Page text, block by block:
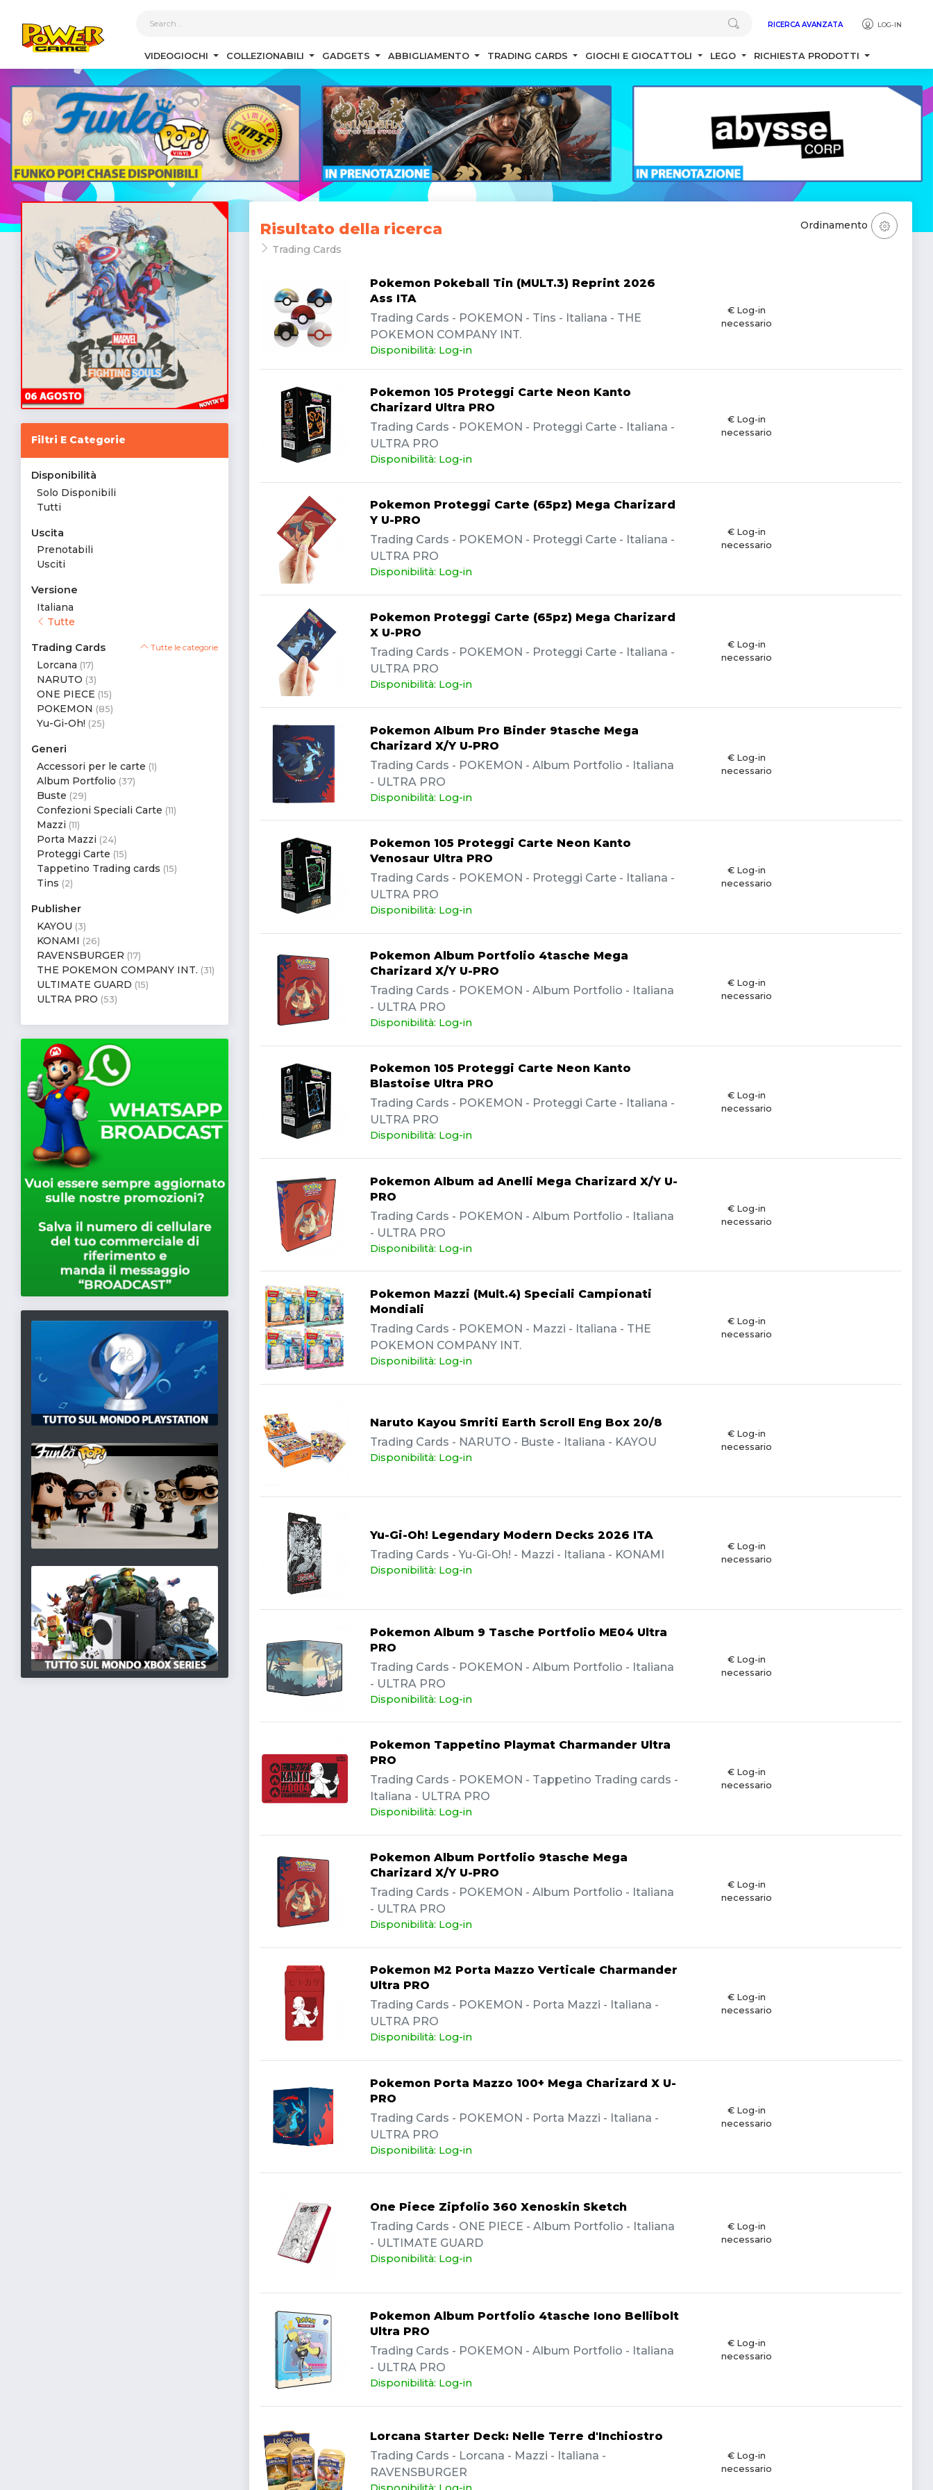
RICERCA AVANZATA LOG-IN
VIDEOGIOCHI COLLEZIONABILI GADGETS ABBIGLIAMENTO TRADING CARDS GIOCHI E GIOCATTOLI LEGO RICHIESTA PRODOTTI
Filtri E Categorie
Disponibilità
Solo Disponibili
Tutti
Uscita
Prenotabili
Usciti
Versione
Italiana
Tutte
Trading Cards Tutte le categorie
Lorcana (17)
NARUTO (3)
ONE PIECE (15)
POKEMON (85)
Yu-Gi-Oh! (25)
Generi
Accessori per le carte (1)
Album Portfolio (37)
Buste (29)
Confezioni Speciali Carte (11)
Mazzi (11)
Porta Mazzi (24)
Proteggi Carte (15)
Tappetino Trading cards (15)
Tins (2)
Publisher
KAYOU (3)
KONAMI (26)
RAVENSBURGER (17)
THE POKEMON COMPANY INT. (31)
ULTIMATE GUARD (15)
ULTRA PRO (53)
Risultato della ricerca
Trading Cards
Ordinamento
Pokemon Pokeball Tin (MULT.3) Reprint 2026
Ass ITA
Trading Cards - POKEMON - Tins - Italiana - THE
POKEMON COMPANY INT.
Disponibilità: Log-in
€ Log-in
necessario
Pokemon 105 Proteggi Carte Neon Kanto
Charizard Ultra PRO
Trading Cards - POKEMON - Proteggi Carte - Italiana -
ULTRA PRO
Disponibilità: Log-in
€ Log-in
necessario
Pokemon Proteggi Carte (65pz) Mega Charizard
Y U-PRO
Trading Cards - POKEMON - Proteggi Carte - Italiana -
ULTRA PRO
Disponibilità: Log-in
€ Log-in
necessario
Pokemon Proteggi Carte (65pz) Mega Charizard
X U-PRO
Trading Cards - POKEMON - Proteggi Carte - Italiana -
ULTRA PRO
Disponibilità: Log-in
€ Log-in
necessario
Pokemon Album Pro Binder 9tasche Mega
Charizard X/Y U-PRO
Trading Cards - POKEMON - Album Portfolio - Italiana
- ULTRA PRO
Disponibilità: Log-in
€ Log-in
necessario
Pokemon 105 Proteggi Carte Neon Kanto
Venosaur Ultra PRO
Trading Cards - POKEMON - Proteggi Carte - Italiana -
ULTRA PRO
Disponibilità: Log-in
€ Log-in
necessario
Pokemon Album Portfolio 4tasche Mega
Charizard X/Y U-PRO
Trading Cards - POKEMON - Album Portfolio - Italiana
- ULTRA PRO
Disponibilità: Log-in
€ Log-in
necessario
Pokemon 105 Proteggi Carte Neon Kanto
Blastoise Ultra PRO
Trading Cards - POKEMON - Proteggi Carte - Italiana -
ULTRA PRO
Disponibilità: Log-in
€ Log-in
necessario
Pokemon Album ad Anelli Mega Charizard X/Y U-
PRO
Trading Cards - POKEMON - Album Portfolio - Italiana
- ULTRA PRO
Disponibilità: Log-in
€ Log-in
necessario
Pokemon Mazzi (Mult.4) Speciali Campionati
Mondiali
Trading Cards - POKEMON - Mazzi - Italiana - THE
POKEMON COMPANY INT.
Disponibilità: Log-in
€ Log-in
necessario
Naruto Kayou Smriti Earth Scroll Eng Box 20/8
Trading Cards - NARUTO - Buste - Italiana - KAYOU
Disponibilità: Log-in
€ Log-in
necessario
Yu-Gi-Oh! Legendary Modern Decks 2026 ITA
Trading Cards - Yu-Gi-Oh! - Mazzi - Italiana - KONAMI
Disponibilità: Log-in
€ Log-in
necessario
Pokemon Album 9 Tasche Portfolio ME04 Ultra
PRO
Trading Cards - POKEMON - Album Portfolio - Italiana
- ULTRA PRO
Disponibilità: Log-in
€ Log-in
necessario
Pokemon Tappetino Playmat Charmander Ultra
PRO
Trading Cards - POKEMON - Tappetino Trading cards -
Italiana - ULTRA PRO
Disponibilità: Log-in
€ Log-in
necessario
Pokemon Album Portfolio 9tasche Mega
Charizard X/Y U-PRO
Trading Cards - POKEMON - Album Portfolio - Italiana
- ULTRA PRO
Disponibilità: Log-in
€ Log-in
necessario
Pokemon M2 Porta Mazzo Verticale Charmander
Ultra PRO
Trading Cards - POKEMON - Porta Mazzi - Italiana -
ULTRA PRO
Disponibilità: Log-in
€ Log-in
necessario
Pokemon Porta Mazzo 100+ Mega Charizard X U-
PRO
Trading Cards - POKEMON - Porta Mazzi - Italiana -
ULTRA PRO
Disponibilità: Log-in
€ Log-in
necessario
One Piece Zipfolio 360 Xenoskin Sketch
Trading Cards - ONE PIECE - Album Portfolio - Italiana
- ULTIMATE GUARD
Disponibilità: Log-in
€ Log-in
necessario
Pokemon Album Portfolio 4tasche Iono Bellibolt
Ultra PRO
Trading Cards - POKEMON - Album Portfolio - Italiana
- ULTRA PRO
Disponibilità: Log-in
€ Log-in
necessario
Lorcana Starter Deck: Nelle Terre d'Inchiostro
Trading Cards - Lorcana - Mazzi - Italiana -
RAVENSBURGER
€ Log-in
necessario